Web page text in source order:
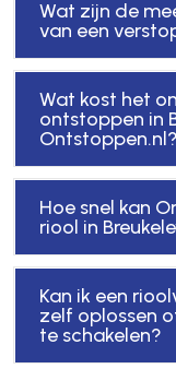
Wat zijn de
van een
Wat kost het
ontstoppen in
Ontstoppen.nl?
Hoe snel kan
riool in
Kan ik een
zelf oplossen
te schakelen?